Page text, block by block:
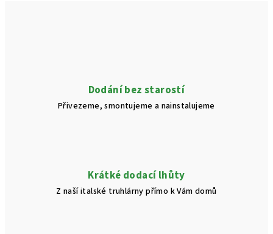
í
r
v
ý
p
Dodání bez starostí
Přivezeme, smontujeme a nainstalujeme
Krátké dodací lhůty
Z naší italské truhlárny přímo k Vám domů